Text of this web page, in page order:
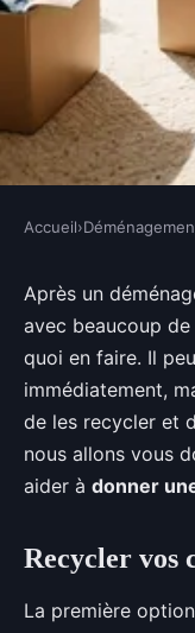
DÉMÉNAGEMENT
Comment
ses cartons
Rennes • 26 février
Accueil›
Après un
avec beaucoup
quoi en faire. Il
immédiatement,
de les recycler et
nous allons vous
aider à donner
Recycler vos
La première